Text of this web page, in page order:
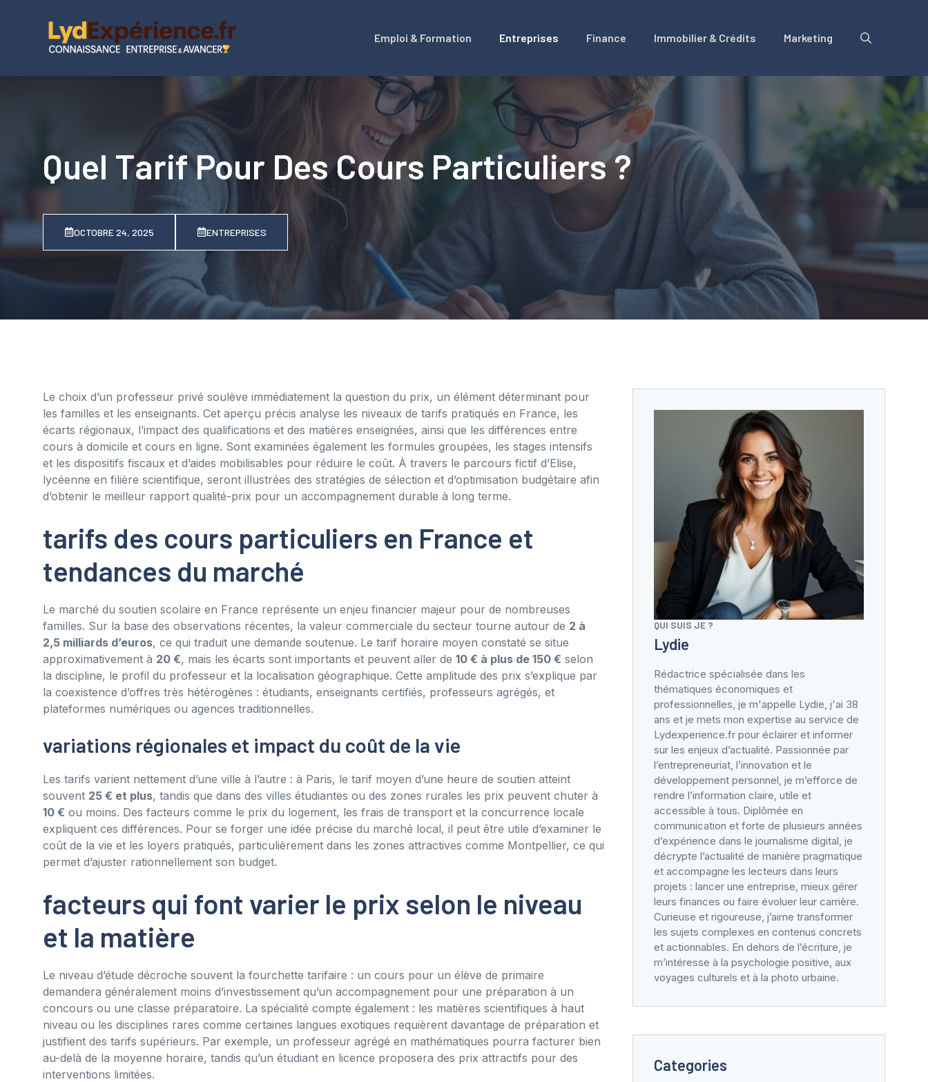
Emploi & Formation Entreprises Finance Immobilier & Crédits Marketing
Quel Tarif Pour Des Cours Particuliers ?
OCTOBRE 24, 2025 ENTREPRISES
Le choix d’un professeur privé soulève immédiatement la question du prix, un élément déterminant pour
les familles et les enseignants. Cet aperçu précis analyse les niveaux de tarifs pratiqués en France, les
écarts régionaux, l’impact des qualifications et des matières enseignées, ainsi que les différences entre
cours à domicile et cours en ligne. Sont examinées également les formules groupées, les stages intensifs
et les dispositifs fiscaux et d’aides mobilisables pour réduire le coût. À travers le parcours fictif d’Elise,
lycéenne en filière scientifique, seront illustrées des stratégies de sélection et d’optimisation budgétaire afin
d’obtenir le meilleur rapport qualité-prix pour un accompagnement durable à long terme.
tarifs des cours particuliers en France et
tendances du marché
Le marché du soutien scolaire en France représente un enjeu financier majeur pour de nombreuses
familles. Sur la base des observations récentes, la valeur commerciale du secteur tourne autour de 2 à
2,5 milliards d’euros, ce qui traduit une demande soutenue. Le tarif horaire moyen constaté se situe
approximativement à 20 €, mais les écarts sont importants et peuvent aller de 10 € à plus de 150 € selon
la discipline, le profil du professeur et la localisation géographique. Cette amplitude des prix s’explique par
la coexistence d’offres très hétérogènes : étudiants, enseignants certifiés, professeurs agrégés, et
plateformes numériques ou agences traditionnelles.
variations régionales et impact du coût de la vie
Les tarifs varient nettement d’une ville à l’autre : à Paris, le tarif moyen d’une heure de soutien atteint
souvent 25 € et plus, tandis que dans des villes étudiantes ou des zones rurales les prix peuvent chuter à
10 € ou moins. Des facteurs comme le prix du logement, les frais de transport et la concurrence locale
expliquent ces différences. Pour se forger une idée précise du marché local, il peut être utile d’examiner le
coût de la vie et les loyers pratiqués, particulièrement dans les zones attractives comme Montpellier, ce qui
permet d’ajuster rationnellement son budget.
facteurs qui font varier le prix selon le niveau
et la matière
Le niveau d’étude décroche souvent la fourchette tarifaire : un cours pour un élève de primaire
demandera généralement moins d’investissement qu’un accompagnement pour une préparation à un
concours ou une classe préparatoire. La spécialité compte également : les matières scientifiques à haut
niveau ou les disciplines rares comme certaines langues exotiques requièrent davantage de préparation et
justifient des tarifs supérieurs. Par exemple, un professeur agrégé en mathématiques pourra facturer bien
au-delà de la moyenne horaire, tandis qu’un étudiant en licence proposera des prix attractifs pour des
interventions limitées.
QUI SUIS JE ?
Lydie
Rédactrice spécialisée dans les
thématiques économiques et
professionnelles, je m'appelle Lydie, j'ai 38
ans et je mets mon expertise au service de
Lydexperience.fr pour éclairer et informer
sur les enjeux d’actualité. Passionnée par
l’entrepreneuriat, l’innovation et le
développement personnel, je m’efforce de
rendre l’information claire, utile et
accessible à tous. Diplômée en
communication et forte de plusieurs années
d’expérience dans le journalisme digital, je
décrypte l’actualité de manière pragmatique
et accompagne les lecteurs dans leurs
projets : lancer une entreprise, mieux gérer
leurs finances ou faire évoluer leur carrière.
Curieuse et rigoureuse, j’aime transformer
les sujets complexes en contenus concrets
et actionnables. En dehors de l’écriture, je
m’intéresse à la psychologie positive, aux
voyages culturels et à la photo urbaine.
Categories